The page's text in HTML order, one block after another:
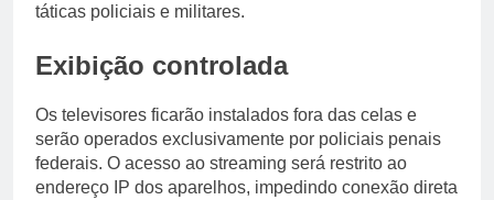
táticas policiais e militares.
Exibição controlada
Os televisores ficarão instalados fora das celas e
serão operados exclusivamente por policiais penais
federais. O acesso ao streaming será restrito ao
endereço IP dos aparelhos, impedindo conexão direta